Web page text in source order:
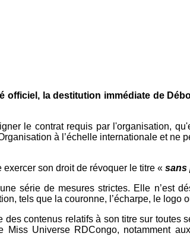
la destitution immédiate de
le contrat requis par l'organisation,
à l’échelle internationale et ne
exercer son droit de révoquer le titre « sans
série de mesures strictes. Elle n’est
tels que la couronne, l’écharpe, le logo
contenus relatifs à son titre sur toutes
Universe RDCongo, notamment